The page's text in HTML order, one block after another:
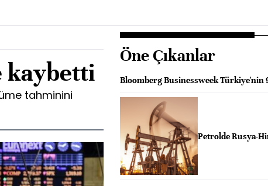
kaybetti
tahminini
Öne Çıkanlar
Bloomberg Businessweek Türkiye'nin
Petrolde Rusya-